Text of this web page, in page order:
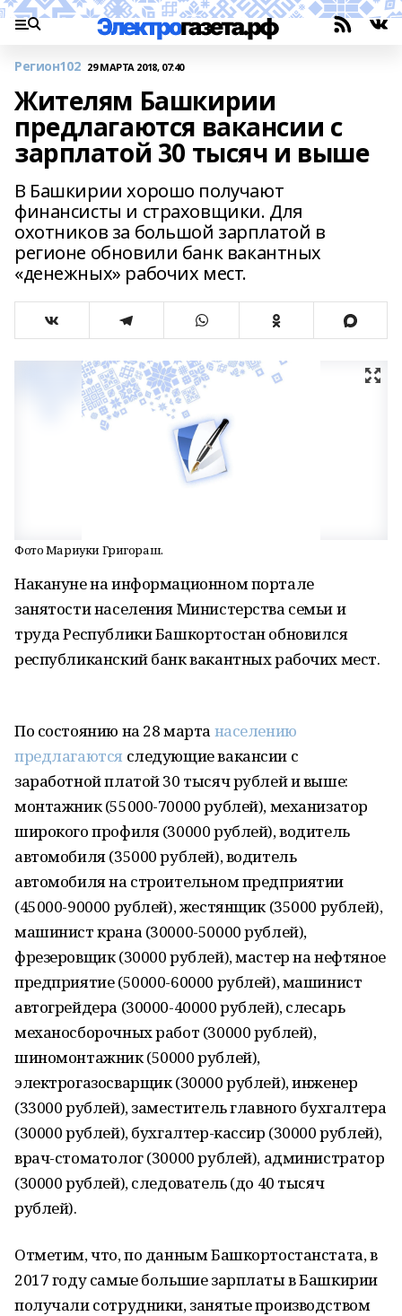
Регион102 29 МАРТА 2018, 07:40
Жителям Башкирии
предлагаются вакансии с
зарплатой 30 тысяч и выше
В Башкирии хорошо получают
финансисты и страховщики. Для
охотников за большой зарплатой в
регионе обновили банк вакантных
«денежных» рабочих мест.
Фото Мариуки Григораш.
Накануне на информационном портале
занятости населения Министерства семьи и
труда Республики Башкортостан обновился
республиканский банк вакантных рабочих мест.
По состоянию на 28 марта населению
предлагаются следующие вакансии с
заработной платой 30 тысяч рублей и выше:
монтажник (55000-70000 рублей), механизатор
широкого профиля (30000 рублей), водитель
автомобиля (35000 рублей), водитель
автомобиля на строительном предприятии
(45000-90000 рублей), жестянщик (35000 рублей),
машинист крана (30000-50000 рублей),
фрезеровщик (30000 рублей), мастер на нефтяное
предприятие (50000-60000 рублей), машинист
автогрейдера (30000-40000 рублей), слесарь
механосборочных работ (30000 рублей),
шиномонтажник (50000 рублей),
электрогазосварщик (30000 рублей), инженер
(33000 рублей), заместитель главного бухгалтера
(30000 рублей), бухгалтер-кассир (30000 рублей),
врач-стоматолог (30000 рублей), администратор
(30000 рублей), следователь (до 40 тысяч
рублей).
Отметим, что, по данным Башкортостанстата, в
2017 году самые большие зарплаты в Башкирии
получали сотрудники, занятые производством